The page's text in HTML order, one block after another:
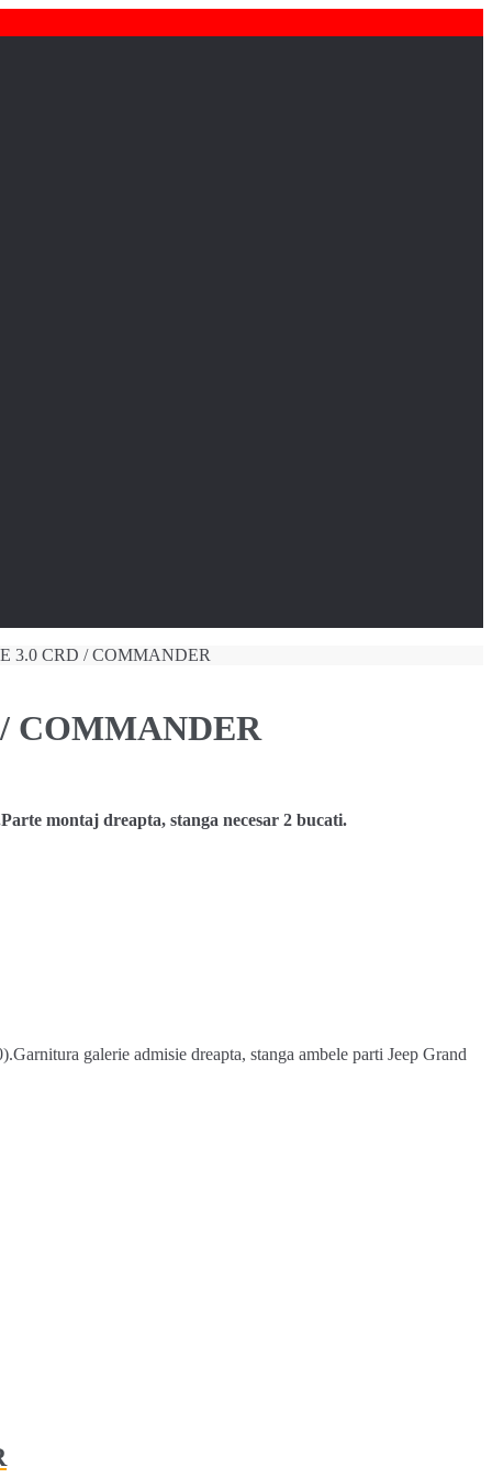
3.0 CRD / COMMANDER
COMMANDER
montaj dreapta, stanga necesar 2 bucati.
galerie admisie dreapta, stanga ambele parti Jeep Grand